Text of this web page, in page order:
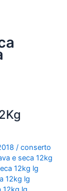
/conserto
e seca 12kg
12kg lg
12kg lg